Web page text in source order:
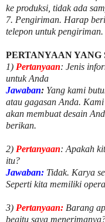
ke produksi, tidak ada
7. Pengiriman. Harap
telepon untuk pengiriman.
PERTANYAAN
1) Pertanyaan: Jenis
untuk Anda
Jawaban: Yang kami
atau gagasan Anda.
akan membuat desain
berikan.
2) Pertanyaan: Apakah
itu?
Jawaban: Tidak. Karya
Seperti kita memiliki
3) Pertanyaan: Barang
begitu saya